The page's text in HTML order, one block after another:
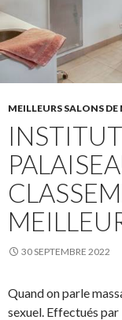
MEILLEURS SALONS DE
30 SEPTEMBRE 2022
Quand on parle
sexuel. Effectués par